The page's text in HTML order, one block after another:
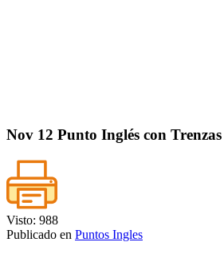
Nov 12 Punto Inglés con
Visto: 988
Publicado en Puntos Ingles